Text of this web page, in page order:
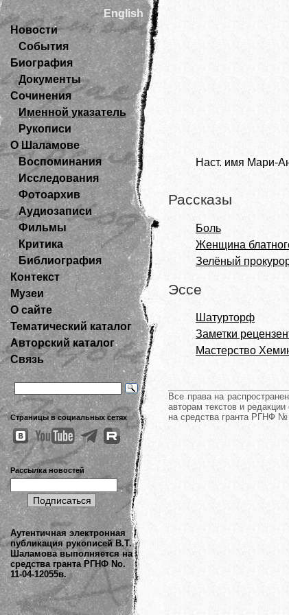
English
Новости
События
Биография
Документы
Сочинения
Именной указатель
Рукописи
О Шаламове
Воспоминания
Исследования
Фотоархив
Аудиозаписи
Фильмы
Критика
Библиография
Контекст
Музеи
О сайте
Тематический каталог
Авторский каталог
Связь
Страницы в социальных сетях
Рассылка новостей
Аутентичная электронная
публикация рукописей В.Т.
Шаламова выполняется на
средства гранта РГНФ No.
11-04-12055в.
Наст. имя Мари-
Рассказы
Боль
Женщина
Зелёный
Эссе
Шатурторф
Заметки
Мастерство
Все права на
авторам текстов и
на средства гранта РГНФ №